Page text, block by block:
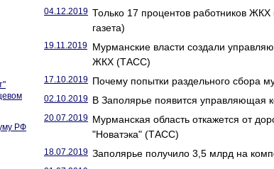
РФ
04.12.2019 Только 17 процентов работников
газета)
19.11.2019 Мурманские власти создали
ЖКХ (ТАСС)
17.10.2019 Почему попытки раздельного сбора
02.10.2019 В Заполярье появится управляющая
20.07.2019 Мурманская область откажется от
"Новатэка" (ТАСС)
18.07.2019 Заполярье получило 3,5 млрд на